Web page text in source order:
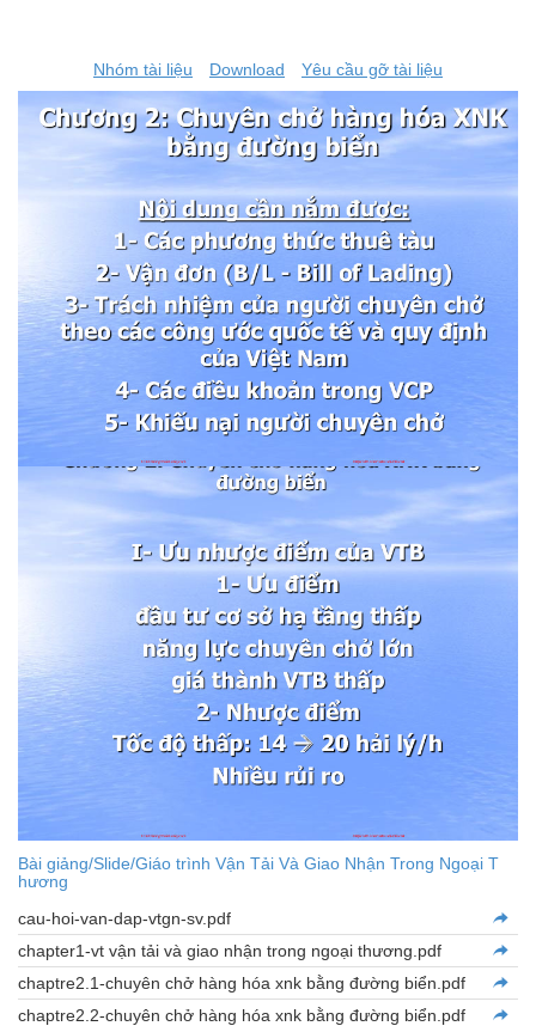
Nhóm tài liệu Download Yêu cầu gỡ tài liệu
Bài giảng/Slide/Giáo trình Vận Tải Và Giao Nhận Trong Ngoại T
hương
cau-hoi-van-dap-vtgn-sv.pdf
chapter1-vt vận tải và giao nhận trong ngoại thương.pdf
chaptre2.1-chuyên chở hàng hóa xnk bằng đường biển.pdf
chaptre2.2-chuyên chở hàng hóa xnk bằng đường biển.pdf